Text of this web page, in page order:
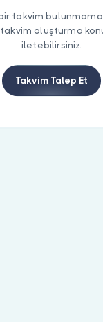
takvim
oluşturma
iletebilirsiniz.
Takvim Talep Et